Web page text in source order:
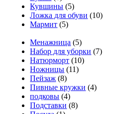
Кувшины (5)
Ложка для обуви (10)
Мармит (5)
Менажница (5)
Набор для уборки (7)
Натюрморт (10)
Ножницы (11)
Пейзаж (8)
Пивные кружки (4)
подковы (4)
Подставки (8)